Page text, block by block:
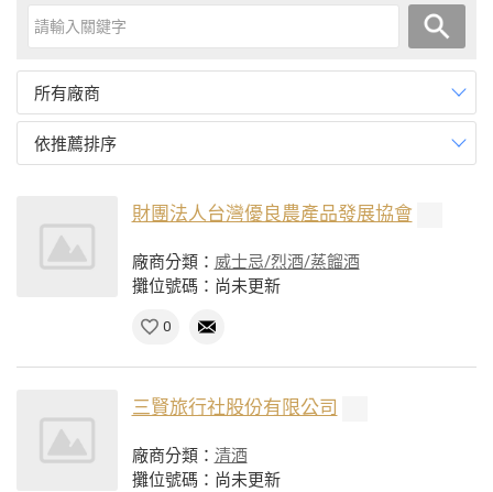
所有廠商
依推薦排序
財團法人台灣優良農產品發展協會
廠商分類： 威士忌/烈酒/蒸餾酒
攤位號碼：尚未更新
0
三賢旅行社股份有限公司
廠商分類： 清酒
攤位號碼：尚未更新